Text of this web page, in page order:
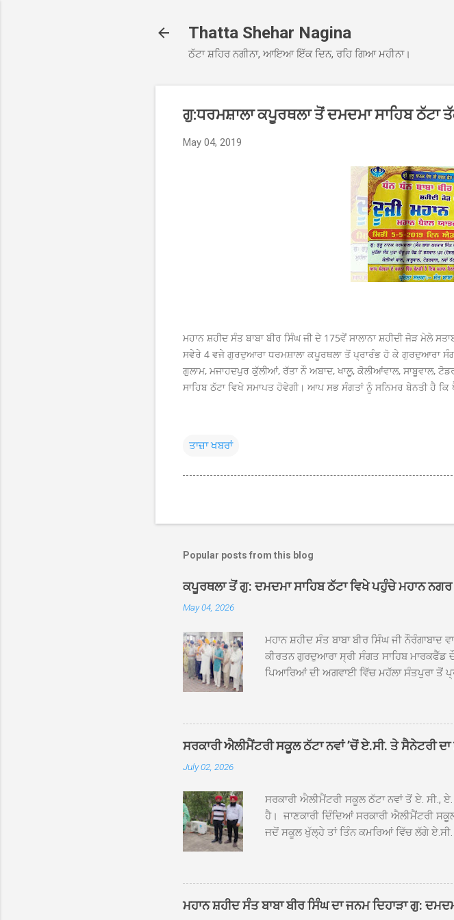
Thatta Shehar Nagina
ਠੱਟਾ ਸ਼ਹਿਰ ਨਗੀਨਾ, ਆਇਆ ਇੱਕ ਦਿਨ, ਰਹਿ ਗਿਆ ਮਹੀਨਾ।
ਗੁ:ਧਰਮਸ਼ਾਲਾ ਕਪੂਰਥਲਾ ਤੋਂ ਦਮਦਮਾ ਸਾਹਿਬ
May 04, 2019
ਮਹਾਨ ਸ਼ਹੀਦ ਸੰਤ ਬਾਬਾ ਬੀਰ ਸਿੰਘ ਜੀ ਦੇ 175ਵੇਂ ਸਾਲਾਨਾ ਸ਼ਹੀਦੀ ਜੋੜ ਮੇਲੇ
ਸਵੇਰੇ 4 ਵਜੇ ਗੁਰਦੁਆਰਾ ਧਰਮਸ਼ਾਲਾ ਕਪੂਰਥਲਾ ਤੋਂ ਪ੍ਰਾਰੰਭ ਹੋ ਕੇ ਗੁਰਦੁਆਰਾ
ਗੁਲਾਮ, ਮਜਾਹਦਪੁਰ ਕੁੱਲੀਆਂ, ਰੱਤਾ ਨੌ ਅਬਾਦ, ਖਾਲੂ, ਕੋਲੀਆਂਵਾਲ, ਸਾਬੂਵਾਲ,
ਸਾਹਿਬ ਠੱਟਾ ਵਿਖੇ ਸਮਾਪਤ ਹੋਵੇਗੀ। ਆਪ ਸਭ ਸੰਗਤਾਂ ਨੂੰ ਸਨਿਮਰ ਬੇਨਤੀ ਹੈ
ਤਾਜ਼ਾ ਖਬਰਾਂ
Popular posts from this blog
ਕਪੂਰਥਲਾ ਤੋਂ ਗੁ: ਦਮਦਮਾ ਸਾਹਿਬ ਠੱਟਾ ਵਿਖੇ ਪਹੁੰਚੇ ਮਹਾਨ ਨਗਰ
May 04, 2026
ਮਹਾਨ ਸ਼ਹੀਦ ਸੰਤ ਬਾਬਾ ਬੀਰ ਸਿੰਘ ਜੀ
ਕੀਰਤਨ ਗੁਰਦੁਆਰਾ ਸ੍ਰੀ ਸੰਗਤ ਸਾਹਿਬ ਮਾਰਕਫੈੱਡ
ਪਿਆਰਿਆਂ ਦੀ ਅਗਵਾਈ ਵਿੱਚ ਮਹੱਲਾ ਸੰਤਪੁਰਾ ਤੋਂ
ਦਮਦਮਾ ਸਾਹਿਬ ਠੱਟਾ ਵਿਖੇ ਪਹੁੰਚਿਆ। ਨਗਰ
ਸੰਤ ਬਾਬਾ ਹਰਜੀਤ ਸਿੰਘ ਤੇ ਇਲਾਕੇ ਦੀਆਂ ਸੰਗਤਾਂ
ਦਮਦਮਾ ਸਾਹਿਬ ਠੱਟਾ ਵਿਖੇ ਨਗਰ ਕੀਰਤਨ ਦੇ
ਪ੍ਰਬੰਧਕਾਂ ਦਾ ਗੁਰਦੁਆਰਾ ਦਮਦਮਾ ਸਾਹਿਬ ਠੱਟਾ ਦੇ
ਸਰਕਾਰੀ ਐਲੀਮੈਂਟਰੀ ਸਕੂਲ ਠੱਟਾ ਨਵਾਂ ’ਚੋਂ ਏ.ਸੀ. ਤੇ ਸੈਨੇਟਰੀ ਦਾ
July 02, 2026
ਸਰਕਾਰੀ ਐਲੀਮੈਂਟਰੀ ਸਕੂਲ ਠੱਟਾ ਨਵਾਂ ਤੋਂ ਏ. ਸੀ.,
ਹੈ। ਜਾਣਕਾਰੀ ਦਿੰਦਿਆਂ ਸਰਕਾਰੀ ਐਲੀਮੈਂਟਰੀ
ਜਦੋਂ ਸਕੂਲ ਖੁੱਲ੍ਹੇ ਤਾਂ ਤਿੰਨ ਕਮਰਿਆਂ ਵਿੱਚ ਲੱਗੇ
ਹੋਈਆਂ ਸਨ। ਉਨ੍ਹਾਂ ਦੱਸਿਆ ਕਿ ਉਹ ਛੁੱਟੀਆਂ
20 ਤੋਂ 30 ਜੂਨ ਵਿਚਕਾਰ ਹੋਈ ਜਾਪਦੀ ਹੈ। ਇਸ
ਸਿੰਘ ਟੋਡਰਵਾਲ ਨੇ ਦੱਸਿਆ ਕਿ ਸਕੂਲ ਵਿੱਚ ਪਿਛਲੇ
ਜਿਸ ਦੀ ਮਾਪਿਆਂ ਨੇ ਖੂਬ ਪ੍ਰਸੰਸਾ ਕੀਤੀ ਸੀ।
ਮਹਾਨ ਸ਼ਹੀਦ ਸੰਤ ਬਾਬਾ ਬੀਰ ਸਿੰਘ ਦਾ ਜਨਮ ਦਿਹਾੜਾ ਗੁ: